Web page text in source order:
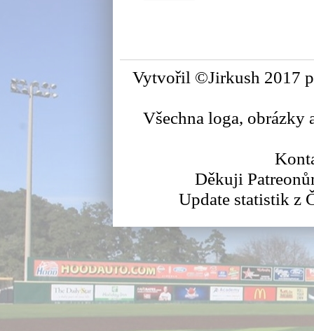
Vytvořil ©Jirkush 2017
Všechna loga,
Děkuji
Update statistik z